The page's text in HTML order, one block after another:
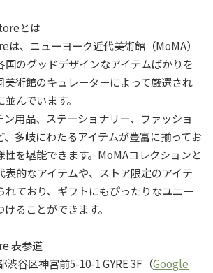
とは
、ニューヨーク近代美術館（MoMA）
国のグッドデザインなアイテムばかりを
美術館のキュレーターによって厳選され
んでいます。
ン用品、ステーショナリー、ファッショ
、多岐にわたるアイテムが豊富に揃ってお
性を堪能できます。MoMAコレクションと
表的なアイテムや、ストア限定のアイテ
れており、ギフトにもぴったりなユニー
ることができます。
表参道
谷区神宮前5-10-1 GYRE 3F（Google